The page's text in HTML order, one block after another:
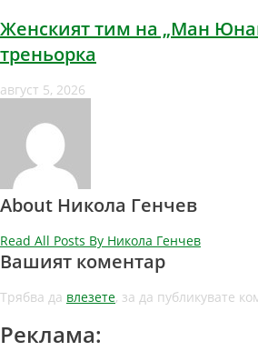
Женският тим на „Ман
треньорка
август 5, 2026
About Никола Генчев
Read All Posts By Никола Генчев
Вашият коментар
Трябва да влезете, за да публикувате
Реклама: